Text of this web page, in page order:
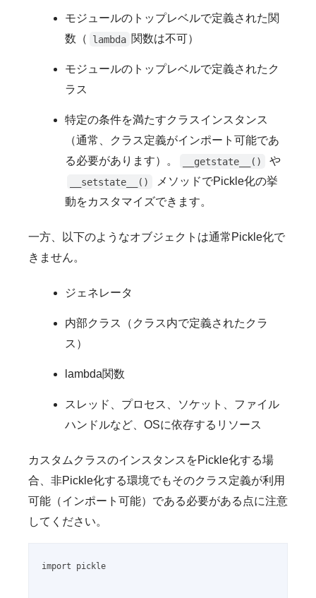
モジュールのトップレベルで定義された関
数（
lambda 関数は不可）
モジュールのトップレベルで定義されたク
ラス
特定の条件を満たすクラスインスタンス
（通常、クラス定義がインポート可能であ
る必要があります）。
__getstate__() や
__setstate__()
メソッドでPickle化の挙
動をカスタマイズできます。
一方、以下のようなオブジェクトは通常Pickle化で
きません。
ジェネレータ
内部クラス（クラス内で定義されたクラ
ス）
lambda関数
スレッド、プロセス、ソケット、ファイル
ハンドルなど、OSに依存するリソース
カスタムクラスのインスタンスをPickle化する場
合、非Pickle化する環境でもそのクラス定義が利用
可能（インポート可能）である必要がある点に注意
してください。
import pickle